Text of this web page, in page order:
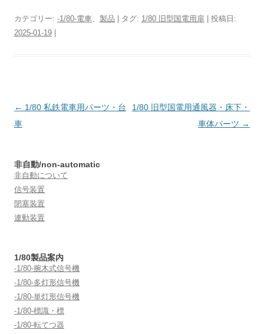
カテゴリー: -1/80-電車、 製品 | タグ: 1/80 旧型国電用扉 | 投稿日:
2025-01-19
投
稿
ゲ
ー
シ
ョ
← 1/80 私鉄電車用パーツ・台
車
1/80 旧型国電用通風器・床下・
車体パーツ →
非自動/non-automatic
非自動について
信号装置
閉塞装置
連動装置
1/80製品案内
-1/80-腕木式信号機
-1/80-多灯形信号機
-1/80-単灯形信号機
-1/80-標識・標
-1/80-転てつ器